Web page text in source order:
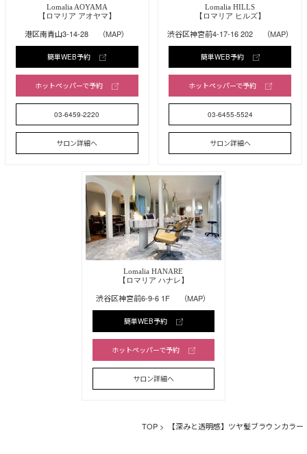
Lomalia AOYAMA
【ロマリア アオヤマ】
港区南青山3-14-28 （MAP）
簡単WEB予約
ホットペッパーで予約
03-6459-2220
サロン詳細へ
Lomalia HILLS
【ロマリア ヒルズ】
渋谷区神宮前4-17-16 202 （MAP）
簡単WEB予約
ホットペッパーで予約
03-6455-5524
サロン詳細へ
Lomalia HANARE
【ロマリア ハナレ】
渋谷区神宮前6-9-6 1F （MAP）
簡単WEB予約
ホットペッパーで予約
サロン詳細へ
TOP > 【深みと透明感】ツヤ髪ブラウンカラー